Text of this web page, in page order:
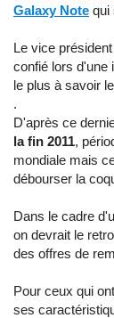
Galaxy Note qui
Le vice
confié lors d'une
le plus à savoir le
.
D'après ce
la fin 2011,
mondiale mais
débourser la
Dans le cadre
on devrait le
des offres de
Pour ceux qui
ses